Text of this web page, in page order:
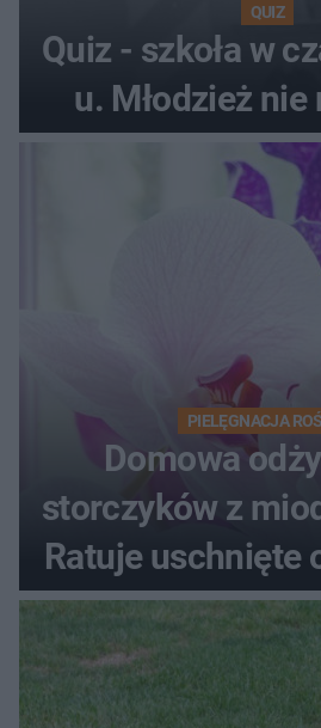
QUIZ
Quiz - szkoła w
u. Młodzież nie
PIELĘGNACJA
Domowa
storczyków z
Ratuje uschnięte